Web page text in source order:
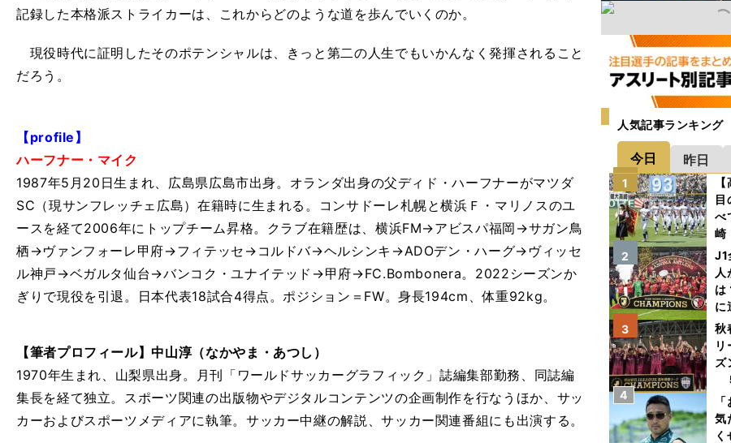
記録した本格派ストライカーは、これからどのような道を歩んでいくのか。
現役時代に証明したそのポテンシャルは、きっと第二の人生でもいかんなく発揮されること
だろう。
【profile】
ハーフナー・マイク
1987年5月20日生まれ、広島県広島市出身。オランダ出身の父ディド・ハーフナーがマツダ
SC（現サンフレッチェ広島）在籍時に生まれる。コンサドーレ札幌と横浜Ｆ・マリノスのユ
ースを経て2006年にトップチーム昇格。クラブ在籍歴は、横浜FM→アビスパ福岡→サガン鳥
栖→ヴァンフォーレ甲府→フィテッセ→コルドバ→ヘルシンキ→ADOデン・ハーグ→ヴィッセ
ル神戸→ベガルタ仙台→バンコク・ユナイテッド→甲府→FC.Bombonera。2022シーズンか
ぎりで現役を引退。日本代表18試合4得点。ポジション＝FW。身長194cm、体重92kg。
【筆者プロフィール】中山淳（なかやま・あつし）
1970年生まれ、山梨県出身。月刊「ワールドサッカーグラフィック」誌編集部勤務、同誌編
集長を経て独立。スポーツ関連の出版物やデジタルコンテンツの企画制作を行なうほか、サッ
カーおよびスポーツメディアに執筆。サッカー中継の解説、サッカー関連番組にも出演する。
人気記事ランキング
今日 昨日
目
べ
崎
1
J1
人
は
に
と
2
秋
ズ
3
気
く
4